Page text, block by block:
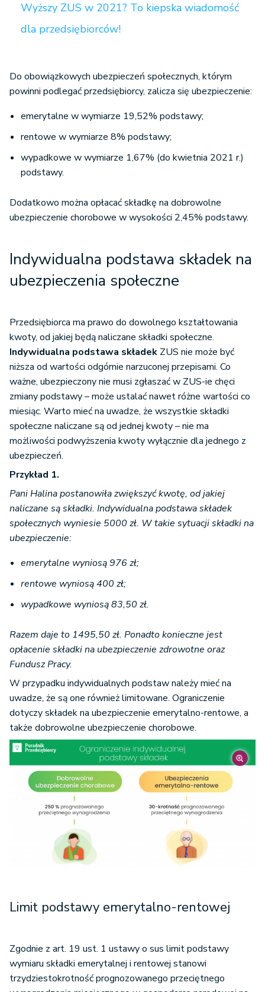
Wyższy ZUS w 2021? To kiepska wiadomość
dla przedsiębiorców!
Do obowiązkowych ubezpieczeń społecznych, którym
powinni podlegać przedsiębiorcy, zalicza się ubezpieczenie:
emerytalne w wymiarze 19,52% podstawy;
rentowe w wymiarze 8% podstawy;
wypadkowe w wymiarze 1,67% (do kwietnia 2021 r.)
podstawy.
Dodatkowo można opłacać składkę na dobrowolne
ubezpieczenie chorobowe w wysokości 2,45% podstawy.
Indywidualna podstawa składek na
ubezpieczenia społeczne
Przedsiębiorca ma prawo do dowolnego kształtowania
kwoty, od jakiej będą naliczane składki społeczne.
Indywidualna podstawa składek ZUS nie może być
niższa od wartości odgórnie narzuconej przepisami. Co
ważne, ubezpieczony nie musi zgłaszać w ZUS-ie chęci
zmiany podstawy – może ustalać nawet różne wartości co
miesiąc. Warto mieć na uwadze, że wszystkie składki
społeczne naliczane są od jednej kwoty – nie ma
możliwości podwyższenia kwoty wyłącznie dla jednego z
ubezpieczeń.
Przykład 1.
Pani Halina postanowiła zwiększyć kwotę, od jakiej
naliczane są składki. Indywidualna podstawa składek
społecznych wyniesie 5000 zł. W takie sytuacji składki na
ubezpieczenie:
emerytalne wyniosą 976 zł;
rentowe wyniosą 400 zł;
wypadkowe wyniosą 83,50 zł.
Razem daje to 1495,50 zł. Ponadto konieczne jest
opłacenie składki na ubezpieczenie zdrowotne oraz
Fundusz Pracy.
W przypadku indywidualnych podstaw należy mieć na
uwadze, że są one również limitowane. Ograniczenie
dotyczy składek na ubezpieczenie emerytalno-rentowe, a
także dobrowolne ubezpieczenie chorobowe.
Limit podstawy emerytalno-rentowej
Zgodnie z art. 19 ust. 1 ustawy o sus limit podstawy
wymiaru składki emerytalnej i rentowej stanowi
trzydziestokrotność prognozowanego przeciętnego